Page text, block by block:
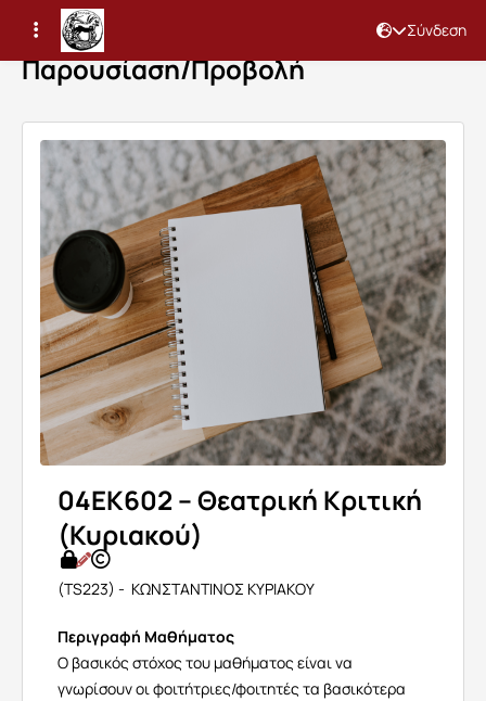
Σύνδεση
Παρουσίαση/Προβολή
04EK602 – Θεατρική Κριτική
(Κυριακού)
(TS223) - ΚΩΝΣΤΑΝΤΙΝΟΣ ΚΥΡΙΑΚΟΥ
Περιγραφή Μαθήματος
Ο βασικός στόχος του μαθήματος είναι να
γνωρίσουν οι φοιτήτριες/φοιτητές τα βασικότερα